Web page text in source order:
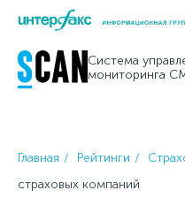
Skip
content
Система
мониторинга
Главная Рейтинги
страховых компаний